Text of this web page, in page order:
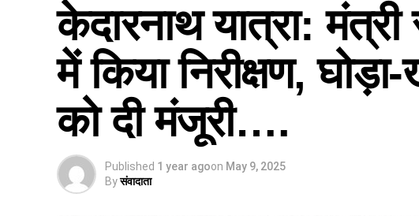
केदारनाथ यात्रा:
में किया निरीक्षण,
को दी मंजूरी….
Published 1 year agoon May 9, 2025
Byसंवादाता